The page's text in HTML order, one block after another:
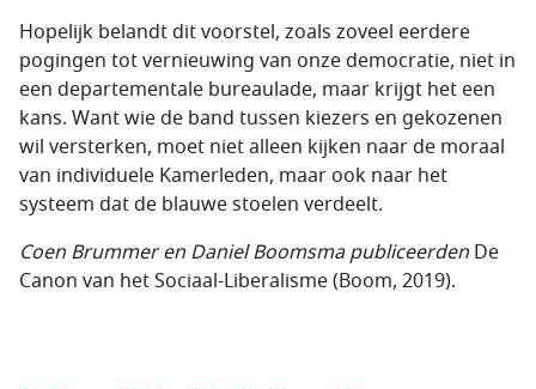
Hopelijk belandt dit voorstel, zoals zoveel eerdere
pogingen tot vernieuwing van onze democratie, niet in
een departementale bureaulade, maar krijgt het een
kans. Want wie de band tussen kiezers en gekozenen
wil versterken, moet niet alleen kijken naar de moraal
van individuele Kamerleden, maar ook naar het
systeem dat de blauwe stoelen verdeelt.
Coen Brummer en Daniel Boomsma publiceerden De
Canon van het Sociaal-Liberalisme (Boom, 2019).